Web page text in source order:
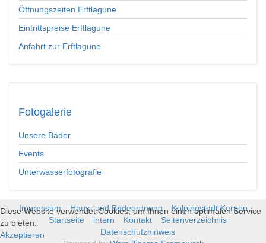
Öffnungszeiten Erftlagune
Eintrittspreise Erftlagune
Anfahrt zur Erftlagune
Fotogalerie
Unsere Bäder
Events
Unterwasserfotografie
Impressum Haus- und Badeordnung
Kolpingstadt Kerpen
Startseite
intern Kontakt
Seitenverzeichnis
Datenschutzhinweis
Diese Website verwendet Cookies, um Ihnen einen optimalen Service
zu bieten.
Akzeptieren